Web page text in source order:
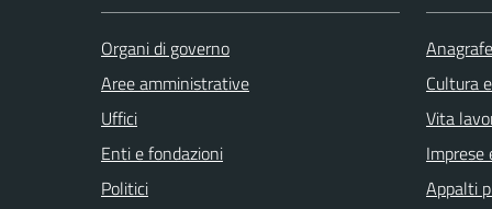
Organi di governo
Aree amministrative
Uffici
Enti e fondazioni
Politici
Cultura
Vita
Imprese
Appalti